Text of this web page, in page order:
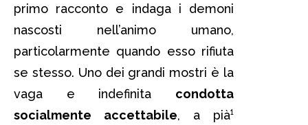
primo racconto e indaga i demoni
nascosti nell’animo umano,
particolarmente quando esso rifiuta
se stesso. Uno dei grandi mostri è la
vaga e indefinita condotta
socialmente accettabile, a pià¹